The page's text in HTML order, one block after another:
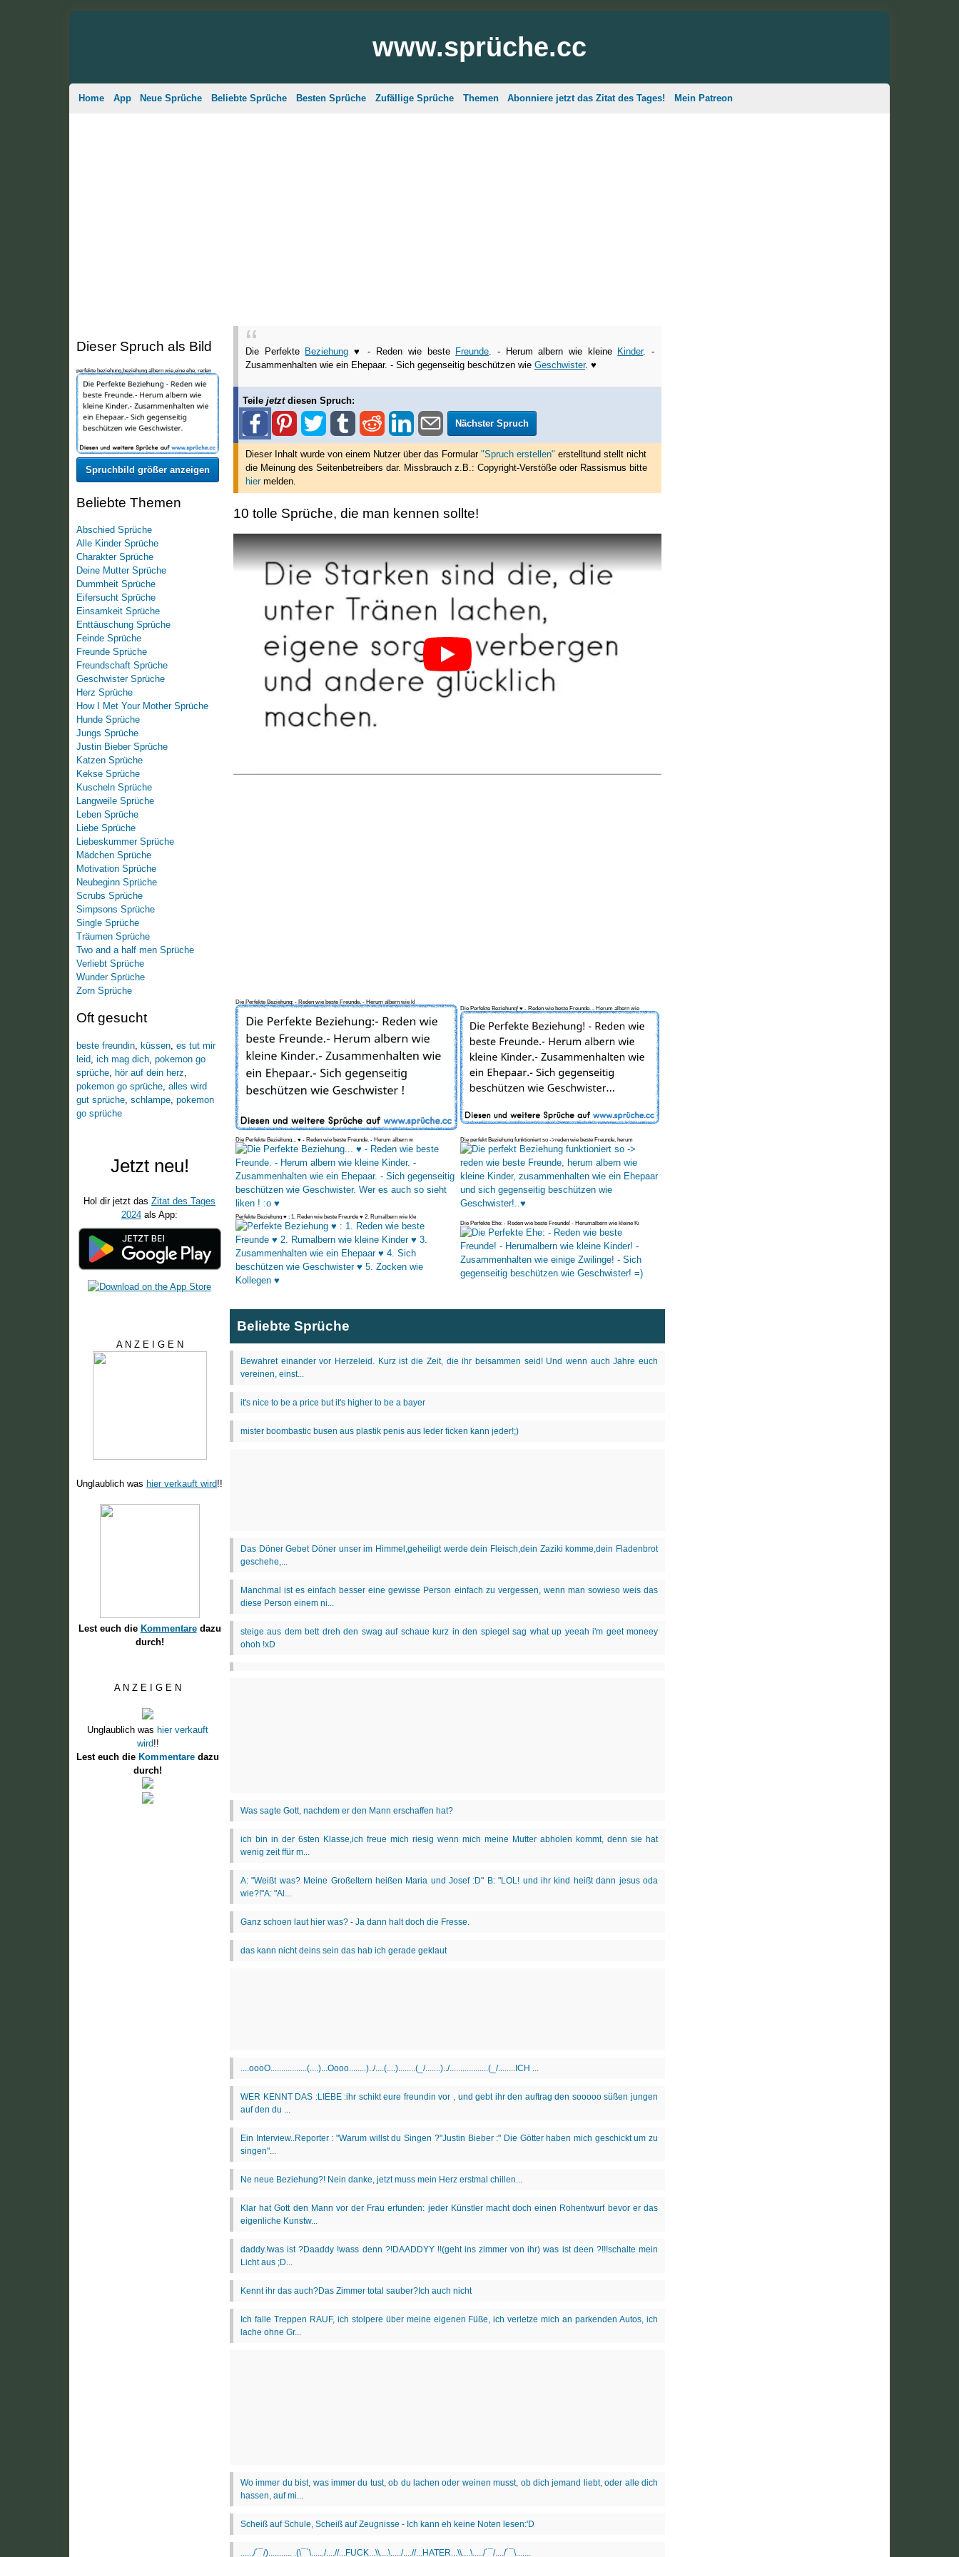
www.sprüche.cc
Home App Neue Sprüche Beliebte Sprüche Besten Sprüche Zufällige Sprüche Themen Abonniere jetzt das Zitat des Tages! Mein Patreon
Dieser Spruch als Bild
perfekte beziehung,beziehung albern wie,eine ehe, reden
wie beste freunde, Die Perfekte Beziehung ♥
Spruchbild größer anzeigen
Beliebte Themen
Abschied Sprüche
Alle Kinder Sprüche
Charakter Sprüche
Deine Mutter Sprüche
Dummheit Sprüche
Eifersucht Sprüche
Einsamkeit Sprüche
Enttäuschung Sprüche
Feinde Sprüche
Freunde Sprüche
Freundschaft Sprüche
Geschwister Sprüche
Herz Sprüche
How I Met Your Mother Sprüche
Hunde Sprüche
Jungs Sprüche
Justin Bieber Sprüche
Katzen Sprüche
Kekse Sprüche
Kuscheln Sprüche
Langweile Sprüche
Leben Sprüche
Liebe Sprüche
Liebeskummer Sprüche
Mädchen Sprüche
Motivation Sprüche
Neubeginn Sprüche
Scrubs Sprüche
Simpsons Sprüche
Single Sprüche
Träumen Sprüche
Two and a half men Sprüche
Verliebt Sprüche
Wunder Sprüche
Zorn Sprüche
Oft gesucht
beste freundin küssen es tut mir
leid ich mag dich pokemon go
sprüche hör auf dein herz
pokemon go sprüche alles wird
gut sprüche schlampe pokemon
go sprüche
Jetzt neu!
Hol dir jetzt das Zitat des Tages
2024 als App:
A N Z E I G E N
Unglaublich was hier verkauft wird!!
Lest euch die Kommentaredazu
durch!
A N Z E I G E N
Unglaublich was hier verkauft
wird!!
Lest euch die Kommentare dazu
durch!
Die Perfekte Beziehung ♥ - Reden wie beste Freunde . - Herum albern wie kleine Kinder. -
Zusammenhalten wie ein Ehepaar. - Sich gegenseitig beschützen wie Geschwister. ♥
Teilejetztdiesen Spruch:
Nächster Spruch
Dieser Inhalt wurde von einem Nutzer über das Formular "Spruch erstellen" erstelltund stellt nicht
die Meinung des Seitenbetreibers dar. Missbrauch z.B.: Copyright-Verstöße oder Rassismus bitte
hiermelden.
10 tolle Sprüche, die man kennen sollte!
Die Perfekte Beziehung: - Reden wie beste Freunde. - Herum albern wie kl
Die Perfekte Beziehung! ♥ - Reden wie beste Freunde. - Herum albern wie
Die Perfekte Beziehung... ♥ - Reden wie beste Freunde. - Herum albern w Die perfekt Beziehung funktioniert so ->reden wie beste Freunde, herum
Perfekte Beziehung ♥ : 1. Reden wie beste Freunde ♥ 2. Rumalbern wie kle
Die Perfekte Ehe: - Reden wie beste Freunde! - Herumalbern wie kleine Ki
Beliebte Sprüche